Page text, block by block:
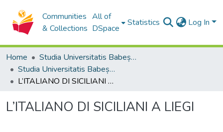
Communities
& Collections
All of
DSpace
Statistics Log In
Home
Studia Universitatis Babeș-Bolyai Collection
Studia Universitatis Babeș-Bolyai Philologia
L’ITALIANO DI SICILIANI A LIEGI
L’ITALIANO DI SICILIANI A LIEGI